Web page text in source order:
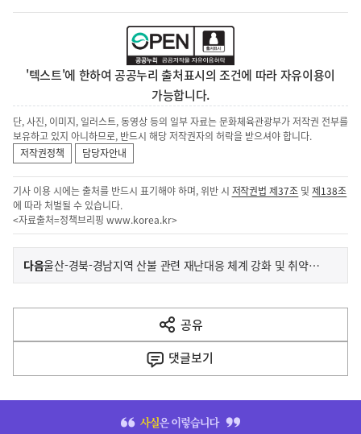
'텍스트'에 한하여 공공누리 출처표시의 조건에 따라 자유이용이
가능합니다.
단, 사진, 이미지, 일러스트, 동영상 등의 일부 자료는 문화체육관광부가 저작권 전부를
보유하고 있지 아니하므로, 반드시 해당 저작권자의 허락을 받으셔야 합니다.
저작권정책
담당자안내
기사 이용 시에는 출처를 반드시 표기해야 하며, 위반 시 저작권법 제37조 및제138조
에 따라 처벌될 수 있습니다.
<자료출처=정책브리핑 www.korea.kr>
이
전
다
음
다음기
사
울산-경북-경남지역 산불 관련 재난대응 체계 강화 및 취약계층 긴급지원 실시
공유
열
기
댓글보기